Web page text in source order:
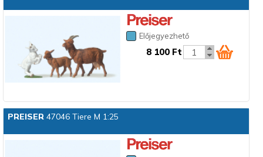
Előjegyezhető
8 100 Ft
PREISER47046 Tiere M 1:25